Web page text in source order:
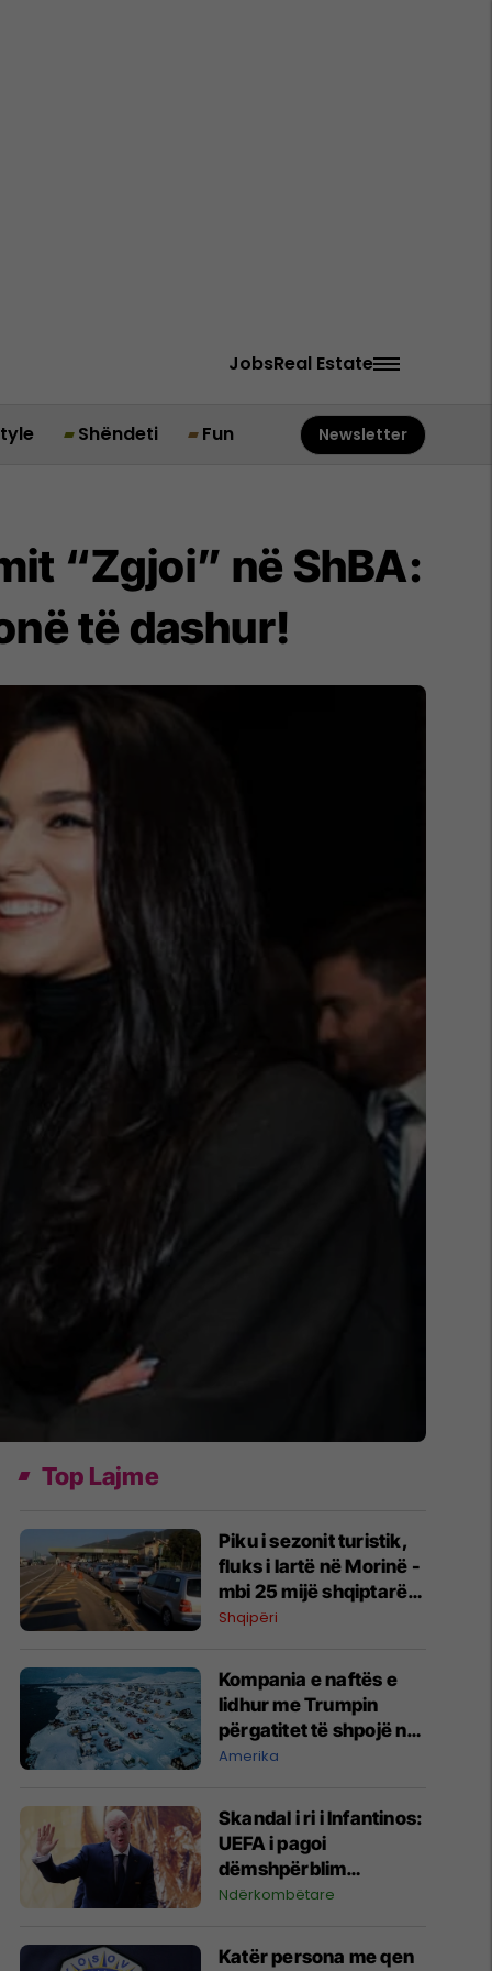
JobsReal Estate
Shëndeti Fun Newsletter
“Zgjoi” në ShBA:
të dashur!
Top Lajme
Piku i sezonit turistik,
fluks i lartë në Morinë -
mbi 25 mijë shqiptarë
të Kosovës dhe 7 mijë
në vetëm tri orë
Shqipëri
Kompania e naftës e
lidhur me Trumpin
përgatitet të shpojë në
Grenlandë pa marrë
Amerika
Skandal i ri i Infantinos:
UEFA i pagoi
dëmshpërblim
gjashtëshifror për
dashurës së dyshuar
Ndërkombëtare
Katër persona me qen